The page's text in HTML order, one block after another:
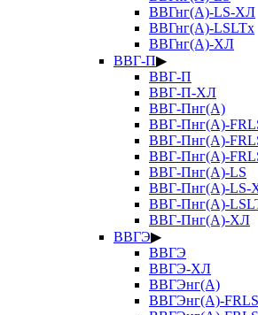
ВВГнг(А)-LS-ХЛ
ВВГнг(А)-LSLTx
ВВГнг(А)-ХЛ
ВВГ-П▶
ВВГ-П
ВВГ-П-ХЛ
ВВГ-Пнг(А)
ВВГ-Пнг(А)-
ВВГ-Пнг(А)-
ВВГ-Пнг(А)-
ВВГ-Пнг(А)-LS
ВВГ-Пнг(А)-LS-
ВВГ-Пнг(А)-
ВВГ-Пнг(А)-ХЛ
ВВГЭ▶
ВВГЭ
ВВГЭ-ХЛ
ВВГЭнг(А)
ВВГЭнг(А)-FRLS